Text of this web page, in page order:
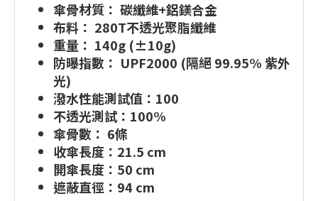
傘骨材質： 碳纖維+鋁鎂合金
布料： 280T不透光聚脂纖維
重量： 140g (±10g)
防曝指數： UPF2000 (隔絕 99.95% 紫外
光)
潑水性能測試值：100
不透光測試：100%
傘骨數： 6條
收傘長度：21.5 cm
開傘長度：50 cm
遮蔽直徑：94 cm